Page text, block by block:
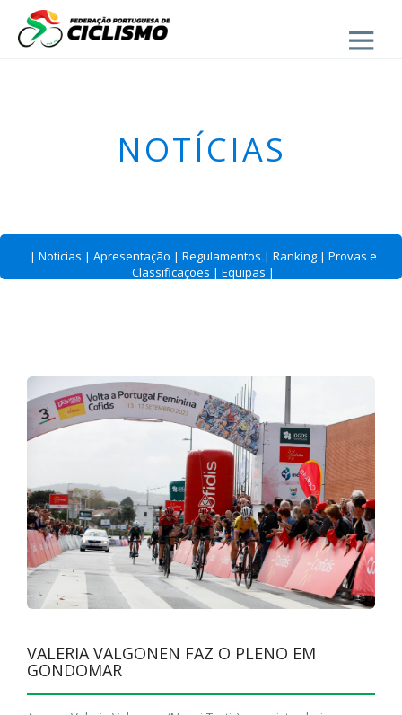
Close
- Estrada
NOTÍCIAS
| Noticias | Apresentação | Regulamentos | Ranking | Provas e
Classificações | Equipas |
VALERIA VALGONEN FAZ O PLENO EM
GONDOMAR